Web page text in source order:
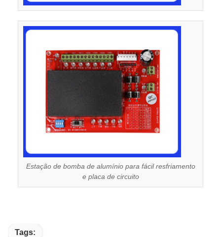
Estação de bomba de alumínio para fácil resfriamento
e placa de circuito
Tags: